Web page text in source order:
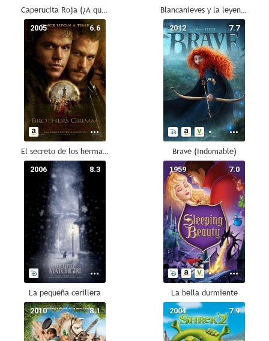
Caperucita Roja (¿A quién tienes miedo?) Blancanieves y la leyenda del cazador
6.6
2005
El secreto de los hermanos Grimm
7.7
2012
Brave (Indomable)
8.3
2006
La pequeña cerillera
7.0
1959
La bella durmiente
8.1
2010 7.9
2004